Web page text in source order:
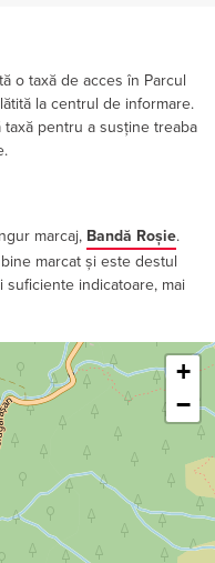
o taxă de acces în Parcul
la centrul de informare.
taxă pentru a susține treaba
marcaj, Bandă Roșie.
marcat și este destul
suficiente indicatoare, mai
+
−